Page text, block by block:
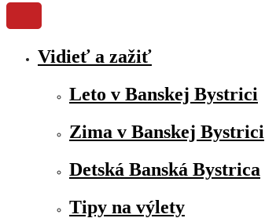
Vidieť a zažiť
Leto v Banskej Bystrici
Zima v Banskej Bystrici
Detská Banská Bystrica
Tipy na výlety